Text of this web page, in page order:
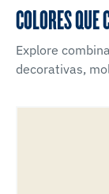
COLORES
Explore
decorativas,